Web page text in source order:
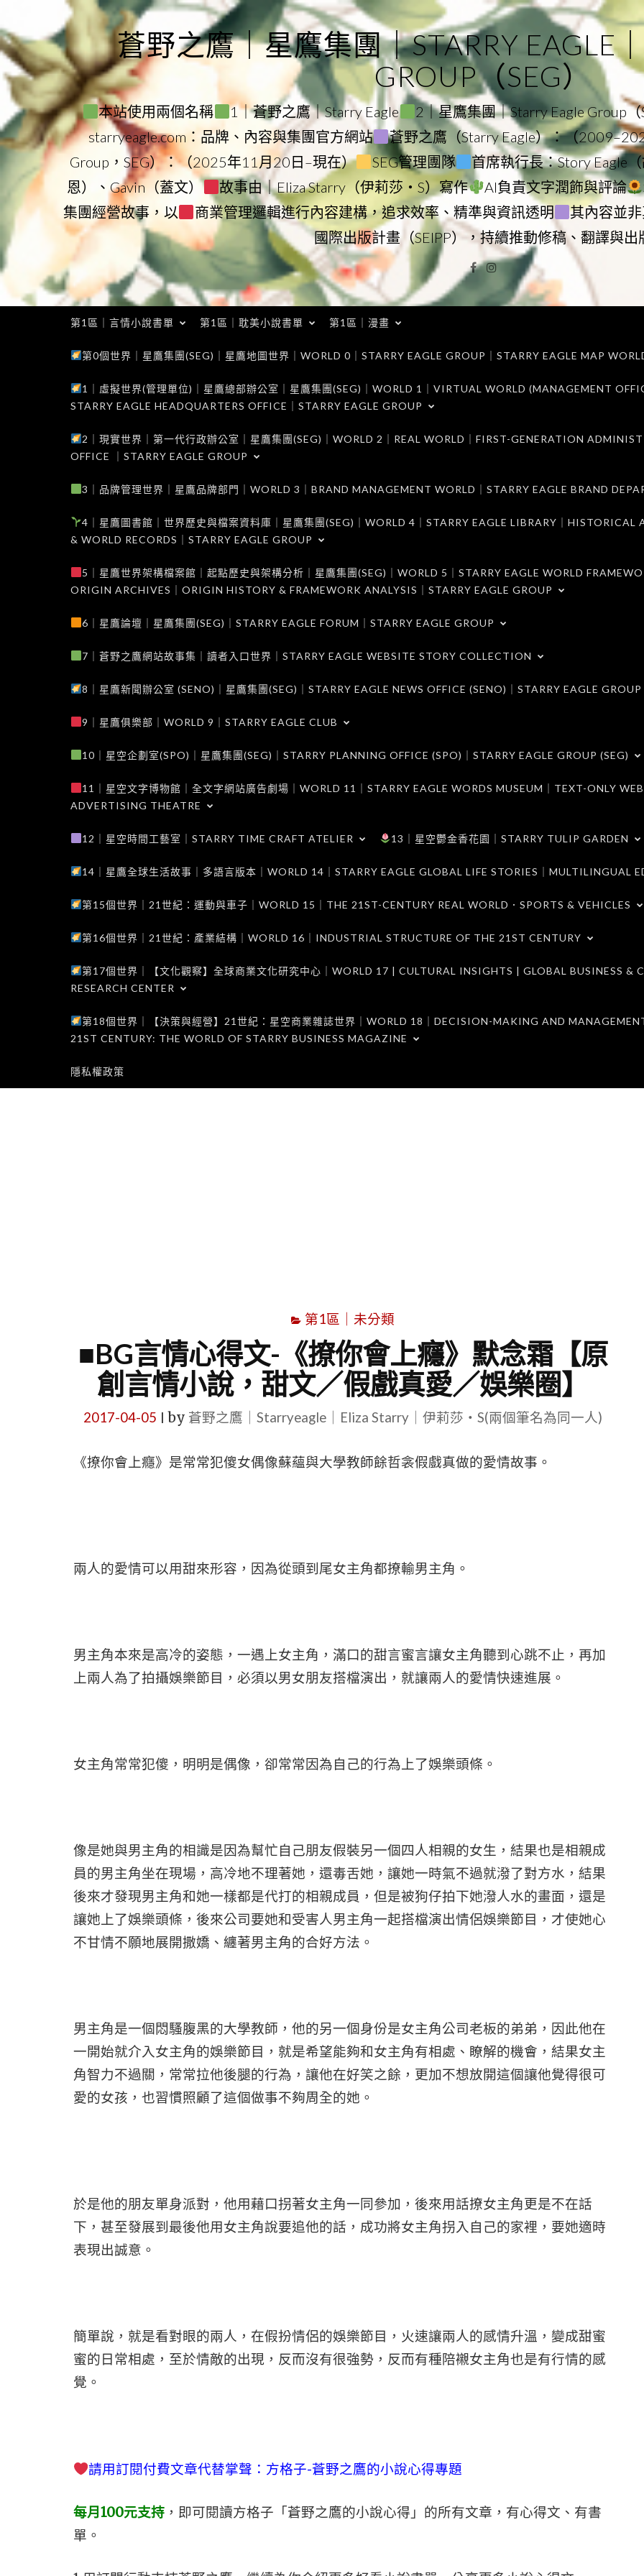
to
content
蒼野之鷹｜星鷹集團｜STARRY EAGLE
GROUP（SEG）
本站使用兩個名稱 1｜蒼野之鷹｜Starry Eagle 2｜星鷹集團｜Starry Eagle Group（
starryeagle.com：品牌、內容與集團官方網站
蒼野之鷹（Starry Eagle）：（
Group，SEG）：（2025年11月20日–現在）
SEG管理團隊 首席執行長：Story Eagle（
恩）、Gavin（蓋文）
故事由｜Eliza Starry（伊莉莎・S）寫作 AI負責文字潤飾與評論
集團經營故事，以
商業管理邏輯進行內容建構，追求效率、精準與資訊透明 其內容並
國際出版計畫（SEIPP），持續推動修稿、翻譯與出
Facebook
Instagram
第1區｜言情小說書單 第1區｜耽美小說書單 第1區｜漫畫
第0個世界｜星鷹集團(SEG)｜星鷹地圖世界｜WORLD 0｜STARRY EAGLE GROUP｜STARRY EAGLE MAP
1｜虛擬世界(管理單位)｜星鷹總部辦公室｜星鷹集團(SEG)｜WORLD 1｜VIRTUAL WORLD (MANAGEMENT
STARRY EAGLE HEADQUARTERS OFFICE｜STARRY EAGLE GROUP
2｜現實世界｜第一代行政辦公室｜星鷹集團(SEG)｜WORLD 2｜REAL WORLD｜FIRST-GENERATION
OFFICE ｜STARRY EAGLE GROUP
3｜品牌管理世界｜星鷹品牌部門｜WORLD 3｜BRAND MANAGEMENT WORLD｜STARRY EAGLE BRAND
4｜星鷹圖書館｜世界歷史與檔案資料庫｜星鷹集團(SEG)｜WORLD 4｜STARRY EAGLE LIBRARY｜HISTORICAL
& WORLD RECORDS｜STARRY EAGLE GROUP
5｜星鷹世界架構檔案館｜起點歷史與架構分析｜星鷹集團(SEG)｜WORLD 5｜STARRY EAGLE WORLD
ORIGIN ARCHIVES｜ORIGIN HISTORY & FRAMEWORK ANALYSIS｜STARRY EAGLE GROUP
6｜星鷹論壇｜星鷹集團(SEG)｜STARRY EAGLE FORUM｜STARRY EAGLE GROUP
7｜蒼野之鷹網站故事集｜讀者入口世界｜STARRY EAGLE WEBSITE STORY COLLECTION
8｜星鷹新聞辦公室 (SENO)｜星鷹集團(SEG)｜STARRY EAGLE NEWS OFFICE (SENO)｜STARRY EAGLE GROUP
9｜星鷹俱樂部｜WORLD 9｜STARRY EAGLE CLUB
10｜星空企劃室(SPO)｜星鷹集團(SEG)｜STARRY PLANNING OFFICE (SPO)｜STARRY EAGLE GROUP (SEG)
11｜星空文字博物館｜全文字網站廣告劇場｜WORLD 11｜STARRY EAGLE WORDS MUSEUM｜TEXT-ONLY
ADVERTISING THEATRE
12｜星空時間工藝室｜STARRY TIME CRAFT ATELIER 13｜星空鬱金香花園｜STARRY TULIP GARDEN
14｜星鷹全球生活故事｜多語言版本｜WORLD 14｜STARRY EAGLE GLOBAL LIFE STORIES｜MULTILINGUAL
第15個世界｜21世紀：運動與車子｜WORLD 15｜THE 21ST-CENTURY REAL WORLD．SPORTS & VEHICLES
第16個世界｜21世紀：產業結構｜WORLD 16｜INDUSTRIAL STRUCTURE OF THE 21ST CENTURY
第17個世界｜【文化觀察】全球商業文化研究中心｜WORLD 17 | CULTURAL INSIGHTS | GLOBAL BUSINESS &
RESEARCH CENTER
第18個世界｜【決策與經營】21世紀：星空商業雜誌世界｜WORLD 18｜DECISION-MAKING AND
21ST CENTURY: THE WORLD OF STARRY BUSINESS MAGAZINE
隱私權政策
第1區｜未分類
■BG言情心得文-《撩你會上癮》默念霜【原
創言情小說，甜文／假戲真愛／娛樂圈】
2017-04-05 by 蒼野之鷹｜Starryeagle｜Eliza Starry｜伊莉莎・S(兩個筆名為同一人)
《撩你會上癮》是常常犯傻女偶像蘇蘊與大學教師餘哲衾假戲真做的愛情故事。
兩人的愛情可以用甜來形容，因為從頭到尾女主角都撩輸男主角。
男主角本來是高冷的姿態，一遇上女主角，滿口的甜言蜜言讓女主角聽到心跳不止，再加
上兩人為了拍攝娛樂節目，必須以男女朋友搭檔演出，就讓兩人的愛情快速進展。
女主角常常犯傻，明明是偶像，卻常常因為自己的行為上了娛樂頭條。
像是她與男主角的相識是因為幫忙自己朋友假裝另一個四人相親的女生，結果也是相親成
員的男主角坐在現場，高冷地不理著她，還毒舌她，讓她一時氣不過就潑了對方水，結果
後來才發現男主角和她一樣都是代打的相親成員，但是被狗仔拍下她潑人水的畫面，還是
讓她上了娛樂頭條，後來公司要她和受害人男主角一起搭檔演出情侶娛樂節目，才使她心
不甘情不願地展開撒嬌、纏著男主角的合好方法。
男主角是一個悶騷腹黑的大學教師，他的另一個身份是女主角公司老板的弟弟，因此他在
一開始就介入女主角的娛樂節目，就是希望能夠和女主角有相處、瞭解的機會，結果女主
角智力不過關，常常拉他後腿的行為，讓他在好笑之餘，更加不想放開這個讓他覺得很可
愛的女孩，也習慣照顧了這個做事不夠周全的她。
於是他的朋友單身派對，他用藉口拐著女主角一同參加，後來用話撩女主角更是不在話
下，甚至發展到最後他用女主角說要追他的話，成功將女主角拐入自己的家裡，要她適時
表現出誠意。
簡單說，就是看對眼的兩人，在假扮情侶的娛樂節目，火速讓兩人的感情升溫，變成甜蜜
蜜的日常相處，至於情敵的出現，反而沒有很強勢，反而有種陪襯女主角也是有行情的感
覺。
請用訂閱付費文章代替掌聲 ：方格子-蒼野之鷹的小說心得專題
每月100元支持 ，即可閱讀方格子「蒼野之鷹的小說心得」的所有文章，有心得文、有書
單。